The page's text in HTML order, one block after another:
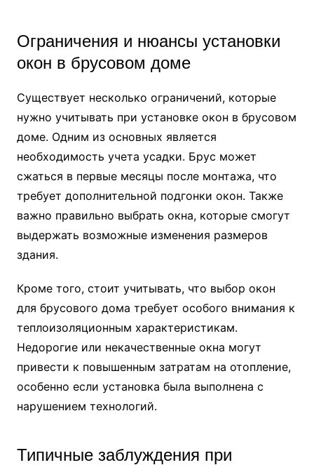
Ограничения и нюансы установки
окон в брусовом доме
Существует несколько ограничений, которые
нужно учитывать при установке окон в брусовом
доме. Одним из основных является
необходимость учета усадки. Брус может
сжаться в первые месяцы после монтажа, что
требует дополнительной подгонки окон. Также
важно правильно выбрать окна, которые смогут
выдержать возможные изменения размеров
здания.
Кроме того, стоит учитывать, что выбор окон
для брусового дома требует особого внимания к
теплоизоляционным характеристикам.
Недорогие или некачественные окна могут
привести к повышенным затратам на отопление,
особенно если установка была выполнена с
нарушением технологий.
Типичные заблуждения при